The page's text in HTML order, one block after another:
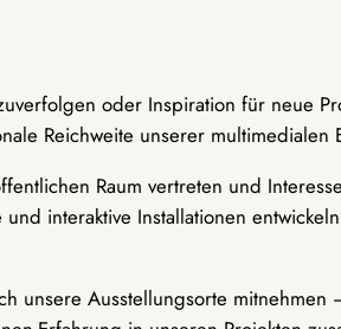
oder Inspiration für neue
Reichweite unserer multimedialen
Raum vertreten und
und interaktive Installationen
unsere Ausstellungsorte